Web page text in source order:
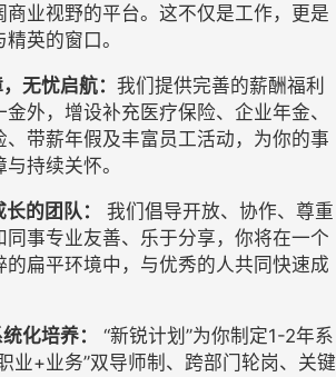
商业视野的平台。这不仅是工作，更是
英的窗口。
无忧启航： 我们提供完善的薪酬福利
外，增设补充医疗保险、企业年金、
、带薪年假及丰富员工活动，为你的事
持续关怀。
的团队：
我们倡导开放、协作、尊重
同事专业友善、乐于分享，你将在一个
扁平环境中，与优秀的人共同快速成
化培养：
“新锐计划”为你制定1-2年系
业+业务”双导师制、跨部门轮岗、关键